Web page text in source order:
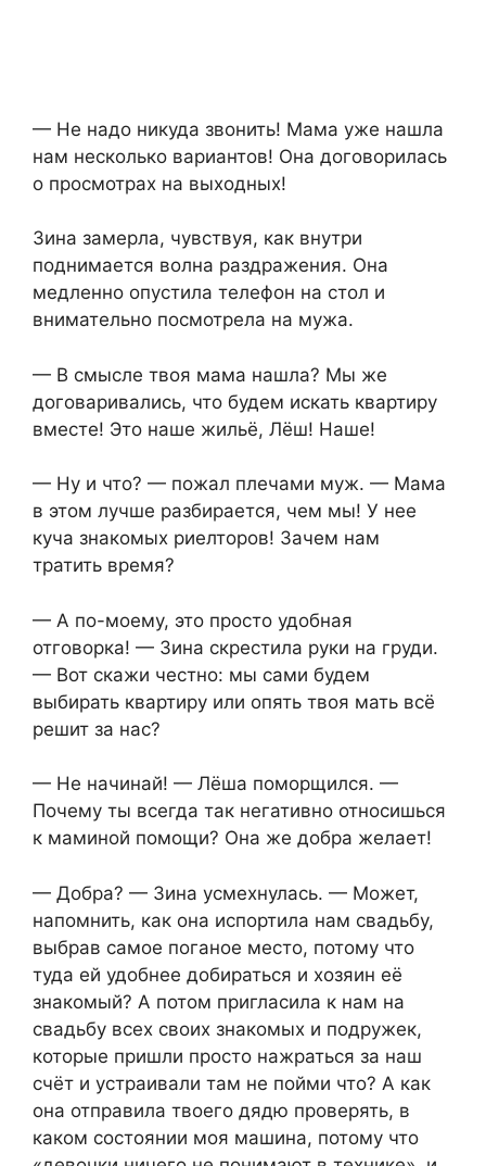
— Не надо никуда звонить! Мама уже нашла
нам несколько вариантов! Она договорилась
о просмотрах на выходных!
Зина замерла, чувствуя, как внутри
поднимается волна раздражения. Она
медленно опустила телефон на стол и
внимательно посмотрела на мужа.
— В смысле твоя мама нашла? Мы же
договаривались, что будем искать квартиру
вместе! Это наше жильё, Лёш! Наше!
— Ну и что? — пожал плечами муж. — Мама
в этом лучше разбирается, чем мы! У нее
куча знакомых риелторов! Зачем нам
тратить время?
— А по-моему, это просто удобная
отговорка! — Зина скрестила руки на груди.
— Вот скажи честно: мы сами будем
выбирать квартиру или опять твоя мать всё
решит за нас?
— Не начинай! — Лёша поморщился. —
Почему ты всегда так негативно относишься
к маминой помощи? Она же добра желает!
— Добра? — Зина усмехнулась. — Может,
напомнить, как она испортила нам свадьбу,
выбрав самое поганое место, потому что
туда ей удобнее добираться и хозяин её
знакомый? А потом пригласила к нам на
свадьбу всех своих знакомых и подружек,
которые пришли просто нажраться за наш
счёт и устраивали там не пойми что? А как
она отправила твоего дядю проверять, в
каком состоянии моя машина, потому что